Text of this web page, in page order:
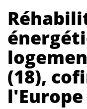
(18),
l'Europe